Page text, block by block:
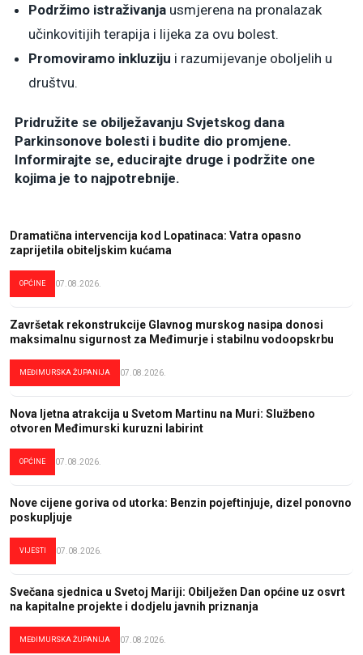
Podržimo istraživanja usmjerena na pronalazak
učinkovitijih terapija i lijeka za ovu bolest.
Promoviramo inkluziju i razumijevanje oboljelih u
društvu.
Pridružite se obilježavanju Svjetskog dana
Parkinsonove bolesti i budite dio promjene.
Informirajte se, educirajte druge i podržite one
kojima je to najpotrebnije.
Dramatična intervencija kod Lopatinaca: Vatra opasno
zaprijetila obiteljskim kućama
OPĆINE 07.08.2026.
Završetak rekonstrukcije Glavnog murskog nasipa donosi
maksimalnu sigurnost za Međimurje i stabilnu vodoopskrbu
MEĐIMURSKA ŽUPANIJA 07.08.2026.
Nova ljetna atrakcija u Svetom Martinu na Muri: Službeno
otvoren Međimurski kuruzni labirint
OPĆINE 07.08.2026.
Nove cijene goriva od utorka: Benzin pojeftinjuje, dizel ponovno
poskupljuje
VIJESTI 07.08.2026.
Svečana sjednica u Svetoj Mariji: Obilježen Dan općine uz osvrt
na kapitalne projekte i dodjelu javnih priznanja
MEĐIMURSKA ŽUPANIJA 07.08.2026.